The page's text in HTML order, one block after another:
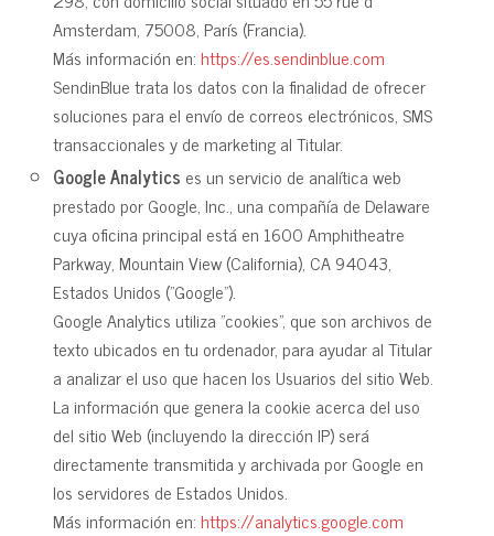
Amsterdam, 75008, París (Francia).
Más información en: https://es.sendinblue.com
SendinBlue trata los datos con la finalidad de ofrecer
soluciones para el envío de correos electrónicos, SMS
transaccionales y de marketing al Titular.
Google Analytics es un servicio de analítica web
prestado por Google, Inc., una compañía de Delaware
cuya oficina principal está en 1600 Amphitheatre
Parkway, Mountain View (California), CA 94043,
Estados Unidos ("Google").
Google Analytics utiliza "cookies", que son archivos de
texto ubicados en tu ordenador, para ayudar al Titular
a analizar el uso que hacen los Usuarios del sitio Web.
La información que genera la cookie acerca del uso
del sitio Web (incluyendo la dirección IP) será
directamente transmitida y archivada por Google en
los servidores de Estados Unidos.
Más información en: https://analytics.google.com